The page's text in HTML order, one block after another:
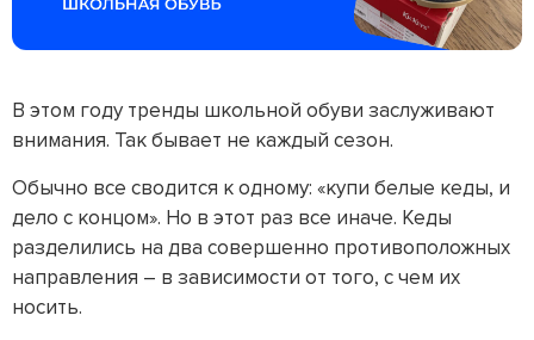
В этом году тренды школьной обуви заслуживают
внимания. Так бывает не каждый сезон.
Обычно все сводится к одному: «купи белые кеды, и
дело с концом». Но в этот раз все иначе. Кеды
разделились на два совершенно противоположных
направления – в зависимости от того, с чем их
носить.